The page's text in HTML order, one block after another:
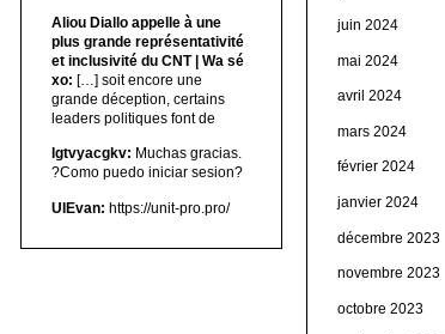
Aliou Diallo appelle à une
plus grande représentativité
et inclusivité du CNT | Wa sé
xo: […] soit encore une
grande déception, certains
leaders politiques font de
lgtvyacgkv: Muchas gracias.
?Como puedo iniciar sesion?
UIEvan: https://unit-pro.pro/
juin 2024
mai 2024
avril 2024
mars 2024
février 2024
janvier 2024
décembre 2023
novembre 2023
octobre 2023